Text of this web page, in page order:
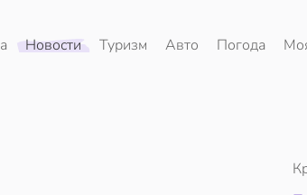
Новости Туризм Авто Погода